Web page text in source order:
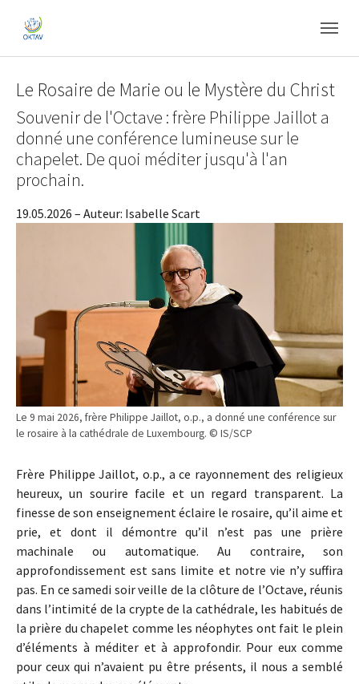
Le 9 mai 2026, frère Philippe Jaillot, o.p., a donné une conférence sur
le rosaire à la cathédrale de Luxembourg. © IS/SCP
Le Rosaire de Marie ou le Mystère du Christ
Souvenir de l'Octave : frère Philippe Jaillot a
donné une conférence lumineuse sur le
chapelet. De quoi méditer jusqu'à l'an
prochain.
19.05.2026 – Auteur: Isabelle Scart
Frère Philippe Jaillot, o.p., a ce rayonnement des religieux
heureux, un sourire facile et un regard transparent. La
finesse de son enseignement éclaire le rosaire, qu’il aime et
prie, et dont il démontre qu’il n’est pas une prière
machinale ou automatique. Au contraire, son
approfondissement est sans limite et notre vie n’y suffira
pas. En ce samedi soir veille de la clôture de l’Octave, réunis
dans l’intimité de la crypte de la cathédrale, les habitués de
la prière du chapelet comme les néophytes ont fait le plein
d’éléments à méditer et à approfondir. Pour eux comme
pour ceux qui n’avaient pu être présents, il nous a semblé